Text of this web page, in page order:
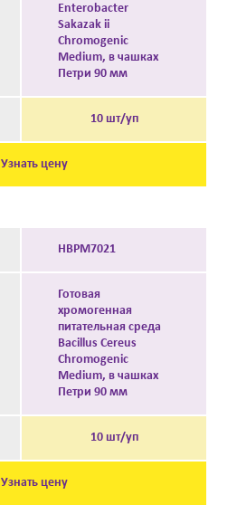
Enterobacter
Sakazak ii
Chromogenic
Medium, в чашках
Петри 90 мм
10 шт/уп
Узнать цену
HBPM7021
Готовая
хромогенная
питательная среда
Bacillus Cereus
Chromogenic
Medium, в чашках
Петри 90 мм
10 шт/уп
Узнать цену